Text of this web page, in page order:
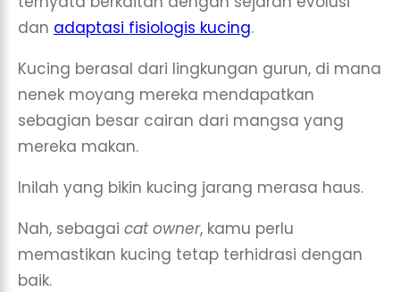
dan adaptasi fisiologis kucing.
Kucing berasal dari lingkungan gurun, di mana
nenek moyang mereka mendapatkan
sebagian besar cairan dari mangsa yang
mereka makan.
Inilah yang bikin kucing jarang merasa haus.
Nah, sebagai cat owner, kamu perlu
memastikan kucing tetap terhidrasi dengan
baik.